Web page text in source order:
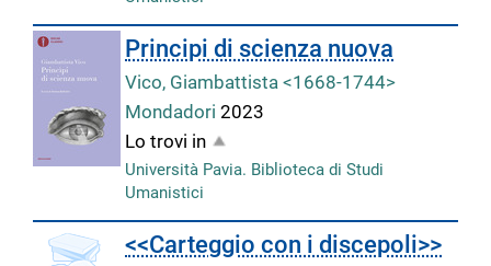
Principi di scienza nuova
Vico, Giambattista <1668-1744>
Mondadori2023
Lo trovi in
Università Pavia. Biblioteca di Studi
Umanistici
copertina
<<Carteggio con i discepoli>>